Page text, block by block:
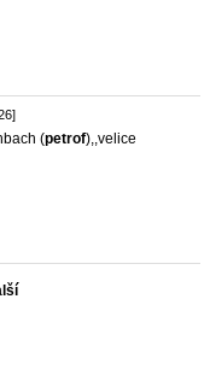
(petrof),,velice